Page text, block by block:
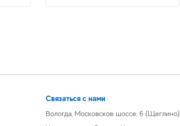
Связаться с нами
Вологда, Московское шоссе, 6 (Щеглино)